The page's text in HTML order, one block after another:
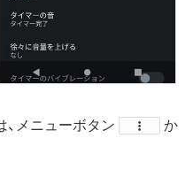
メニューボタン
​か